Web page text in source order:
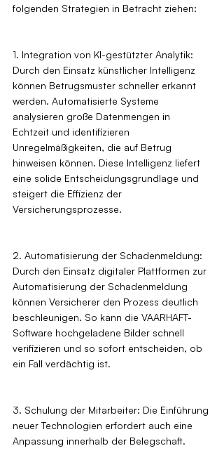
folgenden Strategien in Betracht ziehen:
1. Integration von KI-gestützter Analytik:
Durch den Einsatz künstlicher Intelligenz
können Betrugsmuster schneller erkannt
werden. Automatisierte Systeme
analysieren große Datenmengen in
Echtzeit und identifizieren
Unregelmäßigkeiten, die auf Betrug
hinweisen können. Diese Intelligenz liefert
eine solide Entscheidungsgrundlage und
steigert die Effizienz der
Versicherungsprozesse.
2. Automatisierung der Schadenmeldung:
Durch den Einsatz digitaler Plattformen zur
Automatisierung der Schadenmeldung
können Versicherer den Prozess deutlich
beschleunigen. So kann die VAARHAFT-
Software hochgeladene Bilder schnell
verifizieren und so sofort entscheiden, ob
ein Fall verdächtig ist.
3. Schulung der Mitarbeiter: Die Einführung
neuer Technologien erfordert auch eine
Anpassung innerhalb der Belegschaft.